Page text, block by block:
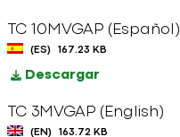
TC 10MVGAP (Español)
(ES) 167.23 KB
Descargar
TC 3MVGAP (English)
(EN) 163.72 KB